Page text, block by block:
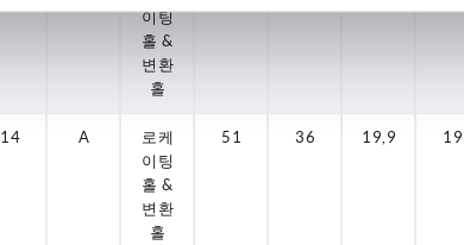
이팅
홀 &
변환
홀
14 A
로케
이팅
홀 &
변환
홀
51 36 19,9 19